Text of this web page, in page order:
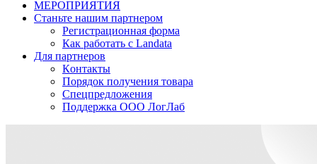
МЕРОПРИЯТИЯ
Станьте нашим партнером
Регистрационная форма
Как работать с Landata
Для партнеров
Кoнтaкты
Порядок получения товара
Спецпредложения
Поддержка ООО ЛогЛаб